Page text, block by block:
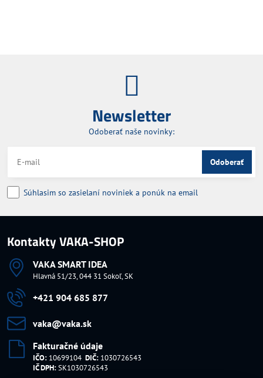
Newsletter
Odoberať naše novinky:
Odoberať
Súhlasim so zasielaní noviniek a ponúk na email
Kontakty VAKA-SHOP
VAKA SMART IDEA
Hlavná 51/23, 044 31 Sokoľ, SK
+421 904 685 877
vaka​@vaka​.sk
Fakturačné údaje
IČO: 10699104 DIČ: 1030726543
IČ DPH:SK1030726543